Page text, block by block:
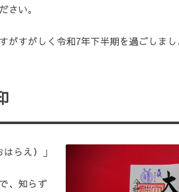
さい。
がすがしく令和7年下半期を過ごしま
らえ）」
、知らず